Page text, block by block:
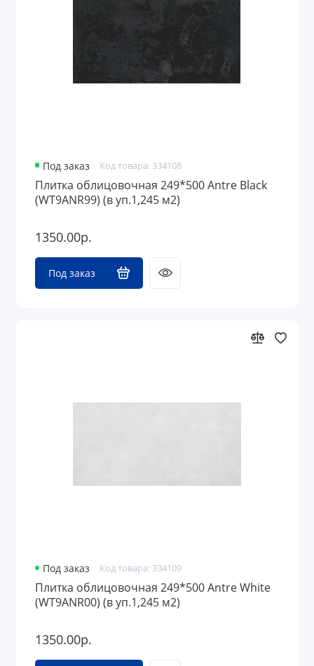
Под заказ Код товара: 334108
Плитка облицовочная 249*500 Antre Black
(WT9ANR99) (в уп.1,245 м2)
1350.00р.
Под заказ
Под заказ Код товара: 334109
Плитка облицовочная 249*500 Antre White
(WT9ANR00) (в уп.1,245 м2)
1350.00р.